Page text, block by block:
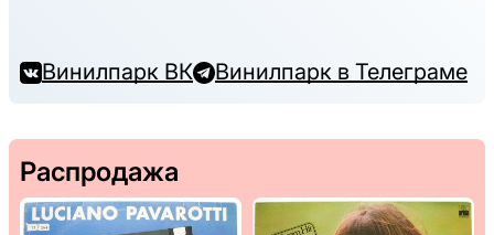
Винилпарк ВК Винилпарк в Телеграме
Распродажа